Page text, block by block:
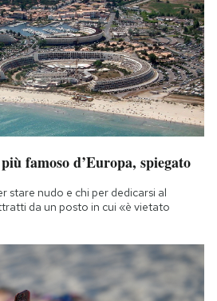
famoso d’Europa, spiegato
stare nudo e chi per dedicarsi al
da un posto in cui «è vietato